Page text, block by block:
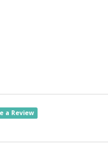
a Review